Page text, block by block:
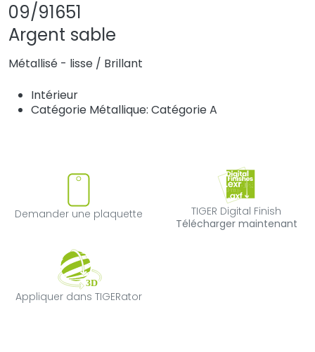
09/91651
Argent sable
Métallisé - lisse / Brillant
Intérieur
Catégorie Métallique: Catégorie A
Demander une plaquette
Demander une plaquette
TIGER Digital
TIGER Digital Finish
Télécharger maintenant
Appliquer dans TIGERator
Appliquer dans TIGERator